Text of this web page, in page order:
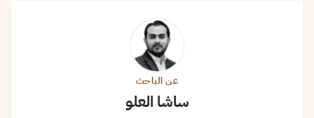
عن الباحث
ساشا العلو